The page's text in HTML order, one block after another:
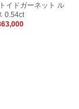
イドガーネット ル
0.54ct